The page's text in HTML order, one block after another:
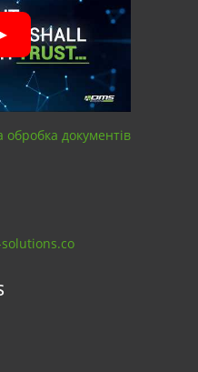
обробка документів